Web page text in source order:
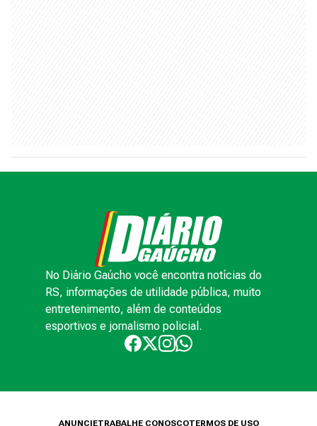
No Diário Gaúcho você encontra notícias do
RS, informações de utilidade pública, muito
entretenimento, além de conteúdos
esportivos e jornalismo policial.
ANUNCIETRABALHE CONOSCOTERMOS DE USO